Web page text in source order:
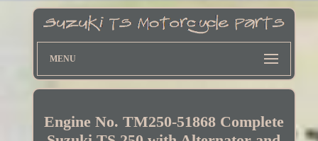
MENU
Engine No. TM250-51868 Complete